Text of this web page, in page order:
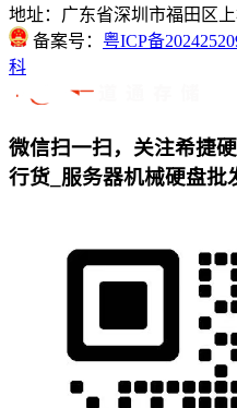
地址：广东省深圳市福田区
备案号： 粤ICP备
科
微信扫一扫，关注希捷
行货_服务器机械硬盘批